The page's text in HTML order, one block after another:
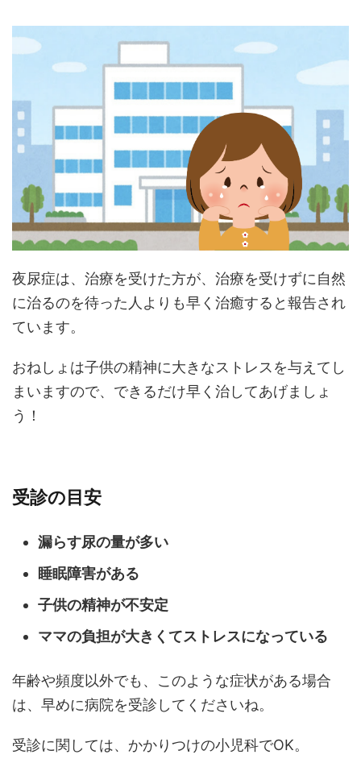
夜尿症は、治療を受けた方が、治療を受けずに自然
に治るのを待った人よりも早く治癒すると報告され
ています。
おねしょは子供の精神に大きなストレスを与えてし
まいますので、できるだけ早く治してあげましょ
う！
受診の目安
漏らす尿の量が多い
睡眠障害がある
子供の精神が不安定
ママの負担が大きくてストレスになっている
年齢や頻度以外でも、このような症状がある場合
は、早めに病院を受診してくださいね。
受診に関しては、かかりつけの小児科でOK。